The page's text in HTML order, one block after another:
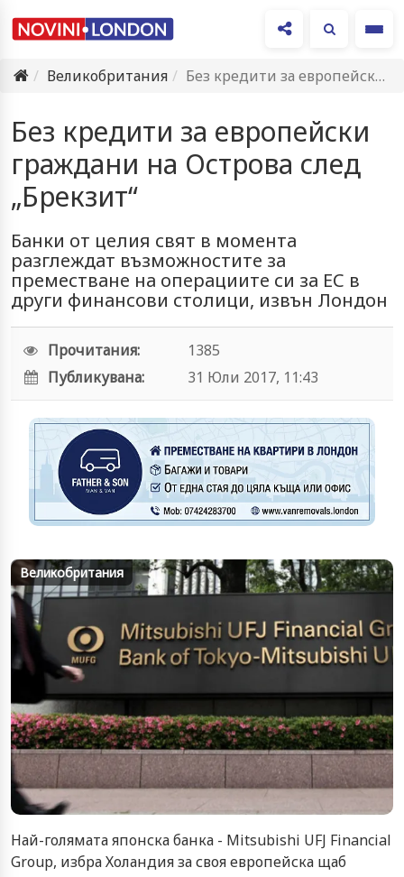
Великобритания
Без кредити за европейски граждани на Острова след „Брекзит“
Без кредити за европейски
граждани на Острова след
„Брекзит“
Банки от целия свят в момента
разглеждат възможностите за
преместване на операциите си за ЕС в
други финансови столици, извън Лондон
Прочитания:
1385
Публикувана:
31 Юли 2017, 11:43
Великобритания
Най-голямата японска банка - Mitsubishi UFJ Financial
Group, избра Холандия за своя европейска щаб